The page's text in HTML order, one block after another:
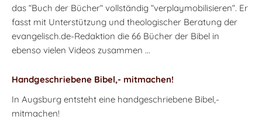
das “Buch der Bücher“ vollständig “verplaymobilisieren“. Er
fasst mit Unterstützung und theologischer Beratung der
evangelisch.de-Redaktion die 66 Bücher der Bibel in
ebenso vielen Videos zusammen ...
Handgeschriebene Bibel,- mitmachen!
In Augsburg entsteht eine handgeschriebene Bibel,-
mitmachen!